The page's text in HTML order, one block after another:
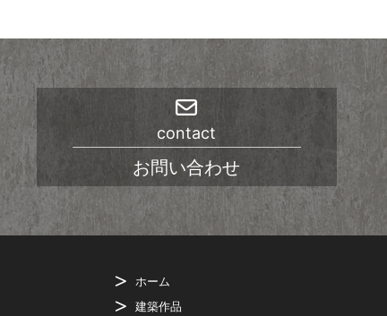
contact
お問い合わせ
ホーム
建築作品